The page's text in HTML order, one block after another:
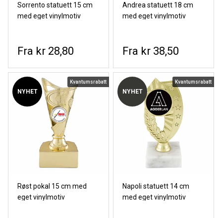
Sorrento statuett 15 cm
med eget vinylmotiv
kr 28,80
Andrea statuett 18 cm
med eget vinylmotiv
kr 38,50
NYHET
Kvantumsrabatt
Røst pokal 15 cm med
eget vinylmotiv
NYHET
Kvantumsrabatt
Napoli statuett 14 cm
med eget vinylmotiv